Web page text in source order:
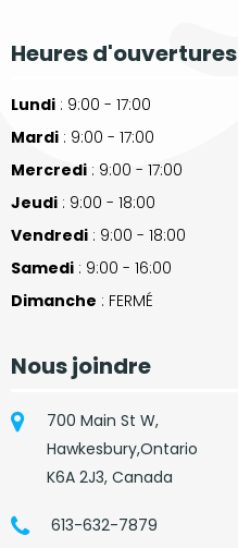
Heures d'ouvertures
Lundi : 9:00 - 17:00
Mardi : 9:00 - 17:00
Mercredi : 9:00 - 17:00
Jeudi : 9:00 - 18:00
Vendredi : 9:00 - 18:00
Samedi : 9:00 - 16:00
Dimanche : FERMÉ
Nous joindre
700 Main St W,
Hawkesbury,Ontario
K6A 2J3, Canada
613-632-7879